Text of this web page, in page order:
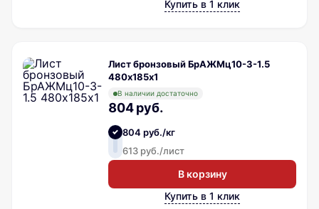
Купить в 1 клик
Лист бронзовый БрАЖМц10-3-1.5
480х185х1
В наличии достаточно
804 руб.
804 руб./кг
613 руб./лист
В корзину
Купить в 1 клик